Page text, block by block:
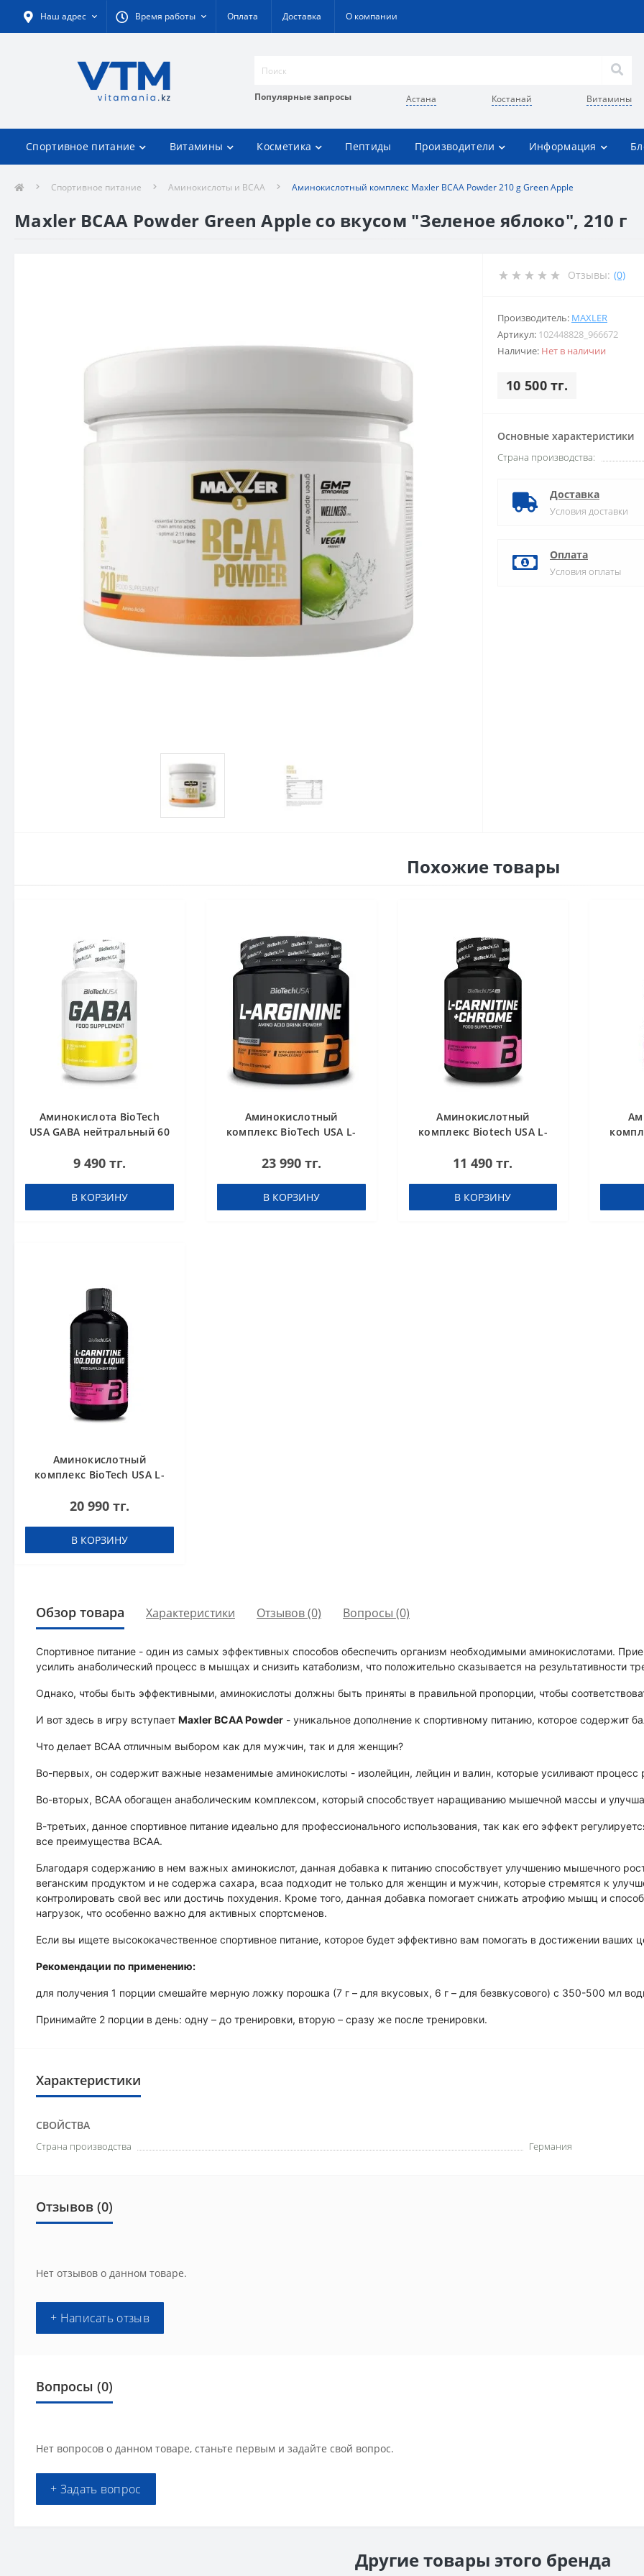
Наш адрес Время работы Оплата Доставка О компании
Популярные запросы Астана Костанай Витамины
Спортивное питание Витамины Косметика Пептиды Производители Информация
Спортивное питание Аминокислоты и BCAA Аминокислотный комплекс Maxler BCAA Powder 210 g Green Apple
Maxler BCAA Powder Green Apple со вкусом "Зеленое яблоко", 210 г
Отзывы: (0)
Производитель: MAXLER
Артикул: 102448828_966672
Наличие: Нет в наличии
10 500 тг.
Основные характеристики
Страна производства:
Доставка
Условия доставки
Оплата
Условия оплаты
Похожие товары
Аминокислота BioTech
USA GABA нейтральный 60
9 490 тг.
В КОРЗИНУ
Аминокислотный
комплекс BioTech USA L-
23 990 тг.
В КОРЗИНУ
Аминокислотный
комплекс Biotech USA L-
таблеток
11 490 тг.
В КОРЗИНУ
Аминокислотный
комплекс BioTech USA L-
500 мл
20 990 тг.
В КОРЗИНУ
Обзор товара Характеристики Отзывов (0) Вопросы (0)
Спортивное питание - один из самых эффективных способов обеспечить организм необходимыми аминокислотами.
усилить анаболический процесс в мышцах и снизить катаболизм, что положительно сказывается на результативности
Однако, чтобы быть эффективными, аминокислоты должны быть приняты в правильной пропорции, чтобы
И вот здесь в игру вступает Maxler BCAA Powder - уникальное дополнение к спортивному питанию, которое содержит
Что делает BCAA отличным выбором как для мужчин, так и для женщин?
Во-первых, он содержит важные незаменимые аминокислоты - изолейцин, лейцин и валин, которые усиливают процесс
Во-вторых, BCAA обогащен анаболическим комплексом, который способствует наращиванию мышечной массы и
В-третьих, данное спортивное питание идеально для профессионального использования, так как его эффект
все преимущества BCAA.
Благодаря содержанию в нем важных аминокислот, данная добавка к питанию способствует улучшению мышечного
веганским продуктом и не содержа сахара, всаа подходит не только для женщин и мужчин, которые стремятся к
контролировать свой вес или достичь похудения. Кроме того, данная добавка помогает снижать атрофию мышц и
нагрузок, что особенно важно для активных спортсменов.
Если вы ищете высококачественное спортивное питание, которое будет эффективно вам помогать в достижении ваших
Рекомендации по применению:
для получения 1 порции смешайте мерную ложку порошка (7 г – для вкусовых, 6 г – для безвкусового) с 350-500 мл
Принимайте 2 порции в день: одну – до тренировки, вторую – сразу же после тренировки.
Характеристики
СВОЙСТВА
Страна производства Германия
Отзывов (0)
Нет отзывов о данном товаре.
+ Написать отзыв
Вопросы (0)
Нет вопросов о данном товаре, станьте первым и задайте свой вопрос.
+ Задать вопрос
Другие товары этого бренда